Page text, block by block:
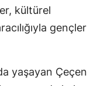
kültürel
gençler
yaşayan Çeçen